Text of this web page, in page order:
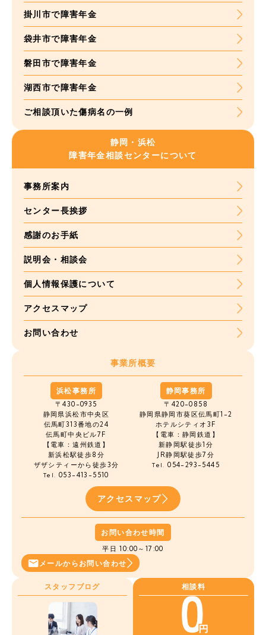
掛川市で障害年金
袋井市で障害年金
磐田市で障害年金
湖西市で障害年金
ご相談頂いた傷病名の一例
静岡・浜松
障害年金相談センターについて
事務所案内
センター長挨拶
感謝のお手紙
説明会・相談会
個人情報保護について
アクセスマップ
お問い合わせ
事業所概要
浜松事務所
〒430-0935
静岡県浜松市中央区
伝馬町313番地の24
伝馬町中央ビル7F
【電車：遠州鉄道】
新浜松駅徒歩8分
ザザシティーから徒歩3分
Tel. 053-413-5510
静岡事務所
〒420-0858
静岡県静岡市葵区伝馬町1-2
ホテルシティオ3F
【電車：静岡鉄道】
新静岡駅徒歩1分
JR静岡駅徒歩7分
Tel. 054-293-5445
アクセスマップ
お問い合わせ時間
平日 10:00～17:00
メールから お問い合わせ
スタッフブログ 相談料